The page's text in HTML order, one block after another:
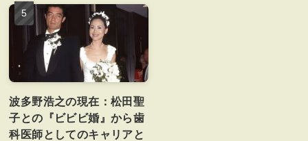
波多野浩之の現在：松田聖
子との『ビビビ婚』から歯
科医師としてのキャリアと